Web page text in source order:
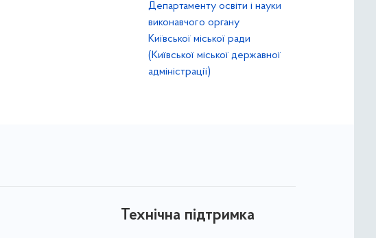
Департаменту освіти і науки
виконавчого органу
Київської міської ради
(Київської міської державної
адміністрації)
Технічна підтримка